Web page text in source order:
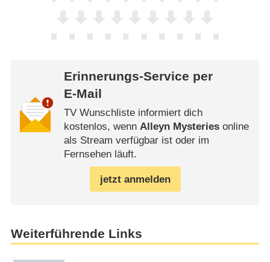
Erinnerungs-Service per
E-Mail
TV Wunschliste informiert dich
kostenlos, wenn Alleyn Mysteriesonline
als Stream verfügbar ist oder im
Fernsehen läuft.
jetzt anmelden
Weiterführende Links